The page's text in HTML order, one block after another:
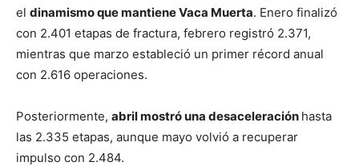
el dinamismo que mantiene Vaca Muerta. Enero finalizó
con 2.401 etapas de fractura, febrero registró 2.371,
mientras que marzo estableció un primer récord anual
con 2.616 operaciones.
Posteriormente, abril mostró una desaceleración hasta
las 2.335 etapas, aunque mayo volvió a recuperar
impulso con 2.484.